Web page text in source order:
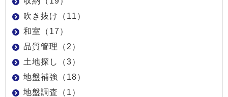
吹き抜け（11）
和室（17）
品質管理（2）
土地探し（3）
地盤補強（18）
地盤調査（1）